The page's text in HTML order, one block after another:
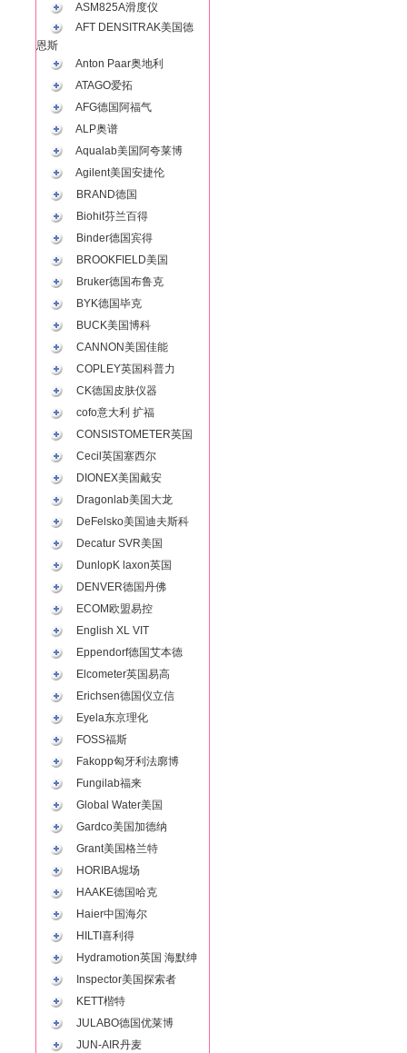
ASM825A滑度仪
AFT DENSITRAK美国德
恩斯
Anton Paar奥地利
ATAGO爱拓
AFG德国阿福气
ALP奥谱
Aqualab美国阿夸莱博
Agilent美国安捷伦
BRAND德国
Biohit芬兰百得
Binder德国宾得
BROOKFIELD美国
Bruker德国布鲁克
BYK德国毕克
BUCK美国博科
CANNON美国佳能
COPLEY英国科普力
CK德国皮肤仪器
cofo意大利 扩福
CONSISTOMETER英国
Cecil英国塞西尔
DIONEX美国戴安
Dragonlab美国大龙
DeFelsko美国迪夫斯科
Decatur SVR美国
DunlopK laxon英国
DENVER德国丹佛
ECOM欧盟易控
English XL VIT
Eppendorf德国艾本德
Elcometer英国易高
Erichsen德国仪立信
Eyela东京理化
FOSS福斯
Fakopp匈牙利法廓博
Fungilab福来
Global Water美国
Gardco美国加德纳
Grant美国格兰特
HORIBA堀场
HAAKE德国哈克
Haier中国海尔
HILTI喜利得
Hydramotion英国 海默绅
Inspector美国探索者
KETT楷特
JULABO德国优莱博
JUN-AIR丹麦